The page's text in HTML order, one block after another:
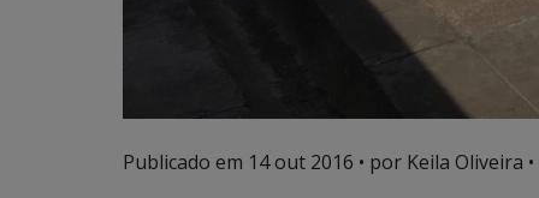
Publicado em 14 out 2016 • por Keila Oliveira •